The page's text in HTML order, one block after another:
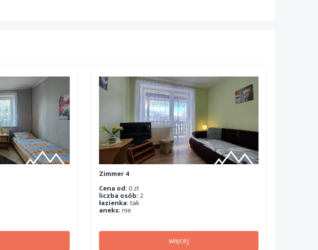
Zimmer 4
Cena od: 0 zł
liczba osób: 2
łazienka: tak
aneks: nie
więcej